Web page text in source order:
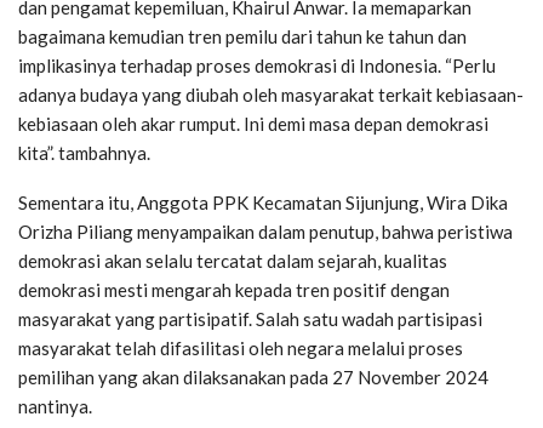
dan pengamat kepemiluan, Khairul Anwar. Ia memaparkan
bagaimana kemudian tren pemilu dari tahun ke tahun dan
implikasinya terhadap proses demokrasi di Indonesia. “Perlu
adanya budaya yang diubah oleh masyarakat terkait kebiasaan-
kebiasaan oleh akar rumput. Ini demi masa depan demokrasi
kita”. tambahnya.
Sementara itu, Anggota PPK Kecamatan Sijunjung, Wira Dika
Orizha Piliang menyampaikan dalam penutup, bahwa peristiwa
demokrasi akan selalu tercatat dalam sejarah, kualitas
demokrasi mesti mengarah kepada tren positif dengan
masyarakat yang partisipatif. Salah satu wadah partisipasi
masyarakat telah difasilitasi oleh negara melalui proses
pemilihan yang akan dilaksanakan pada 27 November 2024
nantinya.